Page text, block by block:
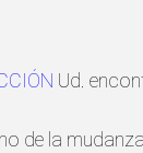
Ud.
de la